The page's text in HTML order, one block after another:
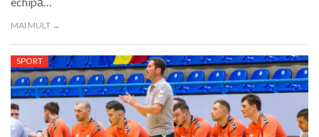
MAI MULT →
SPORT